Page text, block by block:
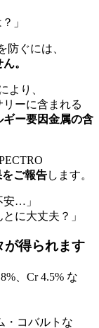
」
ぐには、
。
より、
ーに含まれる
ギー要因金属の含
ご報告します。
安…」
に大丈夫？」
が得られます
、Cr 4.5% な
・コバルトな